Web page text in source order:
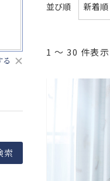
索
並び順
1 ～ 30 件表